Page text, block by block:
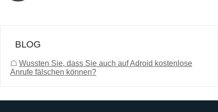
BLOG
☖ Wussten Sie, dass Sie auch auf Adroid kostenlose
Anrufe fälschen können?